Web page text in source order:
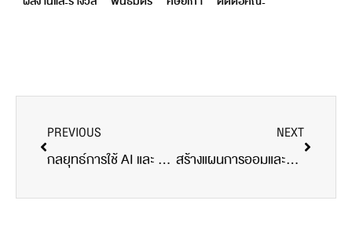
PREVIOUS
กลยุทธ์การใช้ AI และ Chatbot เพื่อเพิ่มประสิทธิภาพงานบริหารและการจัดการสมัยใหม่
NEXT
สร้างแผนการออมและลงทุนด้วยหลักการบริหารธุรกิจจากสาขาบริหารธุรกิจ มหาวิทยาลัยศรีปทุม